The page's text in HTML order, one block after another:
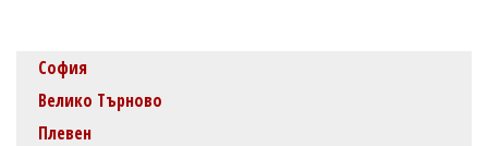
София
Велико Търново
Плевен